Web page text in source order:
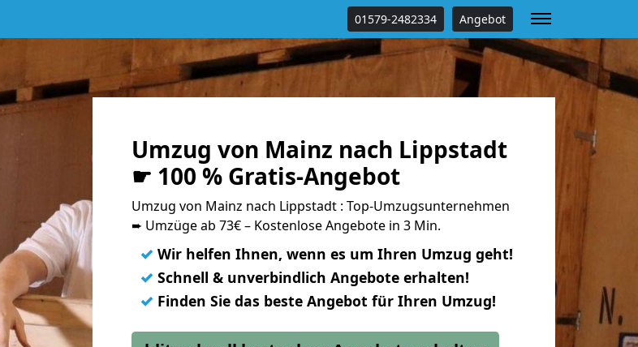
01579-2482334 Angebot
Umzug von Mainz nach Lippstadt
☛ 100 % Gratis-Angebot
Umzug von Mainz nach Lippstadt : Top-Umzugsunternehmen
➨ Umzüge ab 73€ – Kostenlose Angebote in 3 Min.
✓ Wir helfen Ihnen, wenn es um Ihren Umzug geht!
✓ Schnell & unverbindlich Angebote erhalten!
✓ Finden Sie das beste Angebot für Ihren Umzug!